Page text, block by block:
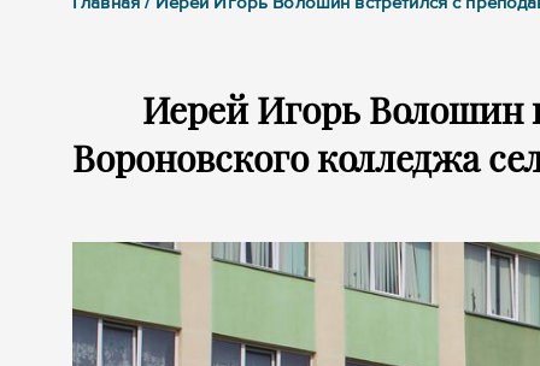
Иерей Игорь Волошин
Вороновского колледжа